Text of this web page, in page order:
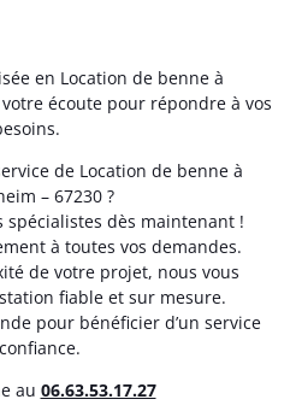
en Location de benne à
écoute pour répondre à vos
de Location de benne à
– 67230 ?
spécialistes dès maintenant !
à toutes vos demandes.
de votre projet, nous vous
fiable et sur mesure.
pour bénéficier d’un service
au 06.63.53.17.27